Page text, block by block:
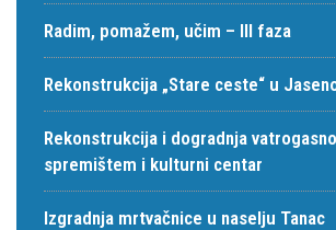
Radim, pomažem, učim – III faza
Rekonstrukcija „Stare ceste“ u
Rekonstrukcija i dogradnja
spremištem i kulturni centar
Izgradnja mrtvačnice u naselju Tanac